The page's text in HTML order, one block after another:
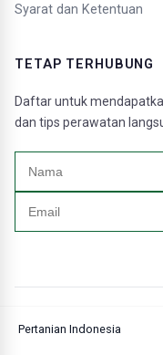
Syarat dan Ketentuan
TETAP TERHUBUNG
Daftar untuk
dan tips perawatan
Pertanian Indonesia